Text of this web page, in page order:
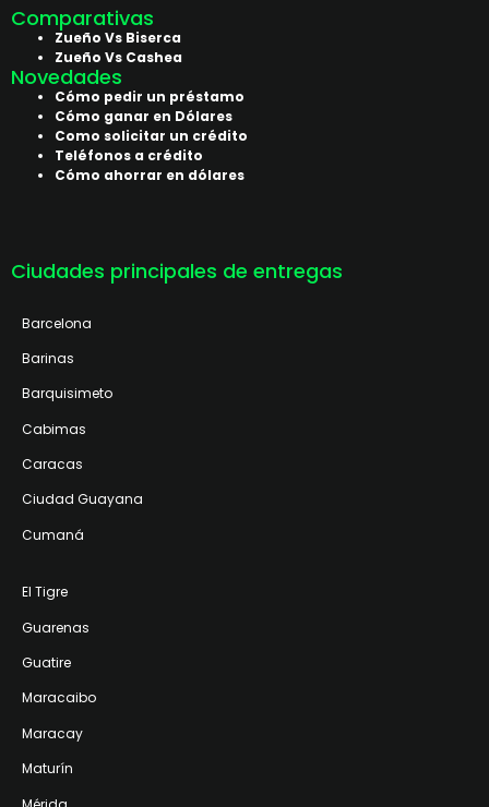
Comparativas
Zueño Vs Biserca
Zueño Vs Cashea
Novedades
Cómo pedir un préstamo
Cómo ganar en Dólares
Como solicitar un crédito
Teléfonos a crédito
Cómo ahorrar en dólares
Ciudades principales de entregas
Barcelona
Barinas
Barquisimeto
Cabimas
Caracas
Ciudad Guayana
Cumaná
El Tigre
Guarenas
Guatire
Maracaibo
Maracay
Maturín